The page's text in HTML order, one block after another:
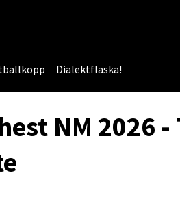
Dialektflaska!
NM 2026 -